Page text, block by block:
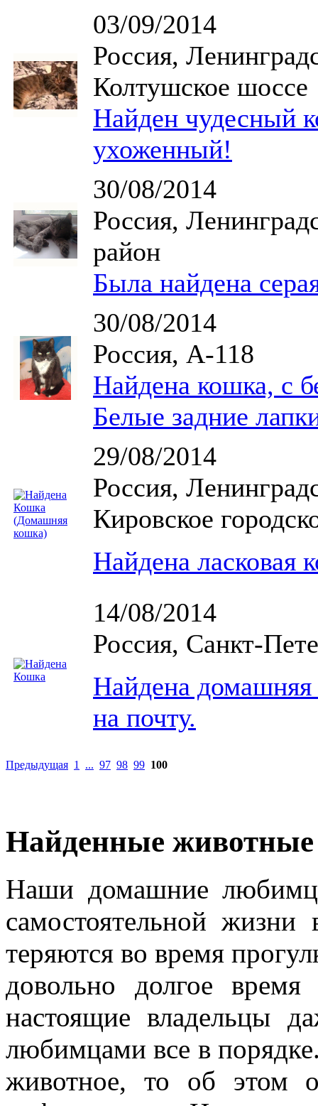
03/09/2014
Россия,
Колтушское шоссе
Найден чудесный
ухоженный!
30/08/2014
Россия,
район
Была найдена
30/08/2014
Россия, А-118
Найдена кошка, с
Белые задние
29/08/2014
Россия,
Кировское
Найдена ласковая
14/08/2014
Россия, Санкт-
Найдена
на почту.
Предыдущая 1 ... 97 98 99 100
Найденные животные
Наши домашние
самостоятельной
теряются во время
довольно долгое
настоящие владельцы
любимцами все в
животное, то об этом